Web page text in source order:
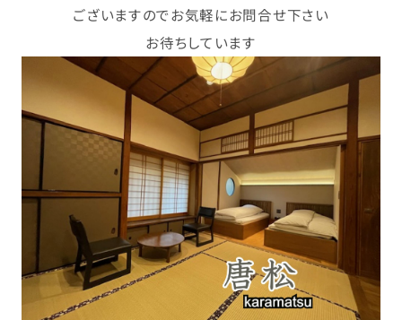
ございますのでお気軽にお問合せ下さい
お待ちしています